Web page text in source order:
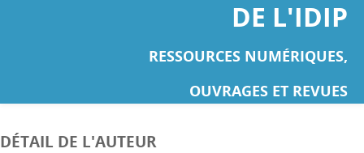
DE L'IDIP
RESSOURCES NUMÉRIQUES,
OUVRAGES ET REVUES
DÉTAIL DE L'AUTEUR